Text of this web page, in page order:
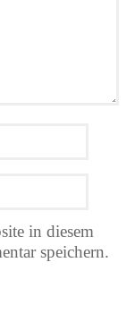
in diesem
speichern.